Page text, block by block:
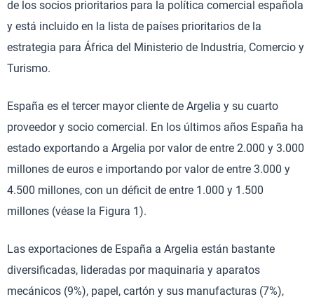
de los socios prioritarios para la política comercial española
y está incluido en la lista de países prioritarios de la
estrategia para África del Ministerio de Industria, Comercio y
Turismo.
España es el tercer mayor cliente de Argelia y su cuarto
proveedor y socio comercial. En los últimos años España ha
estado exportando a Argelia por valor de entre 2.000 y 3.000
millones de euros e importando por valor de entre 3.000 y
4.500 millones, con un déficit de entre 1.000 y 1.500
millones (véase la Figura 1).
Las exportaciones de España a Argelia están bastante
diversificadas, lideradas por maquinaria y aparatos
mecánicos (9%), papel, cartón y sus manufacturas (7%),